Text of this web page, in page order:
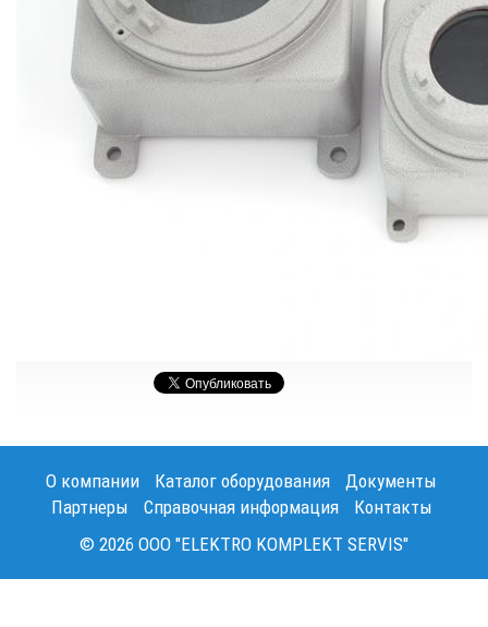
О компании Каталог оборудования
Документы
Партнеры
Справочная информация
Контакты
© 2026 OOO "ELEKTRO KOMPLEKT SERVIS"